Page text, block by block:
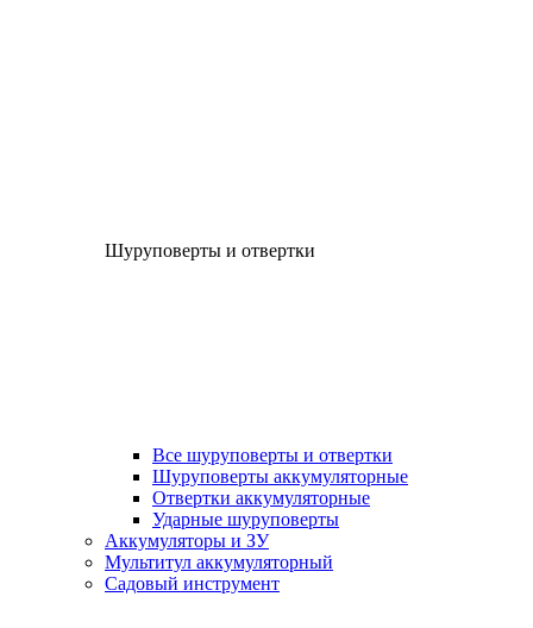
Шуруповерты и отвертки
Все шуруповерты и отвертки
Шуруповерты аккумуляторные
Отвертки аккумуляторные
Ударные шуруповерты
Аккумуляторы и ЗУ
Мультитул аккумуляторный
Садовый инструмент